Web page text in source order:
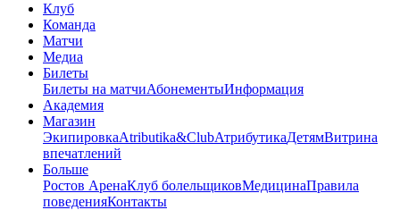
Клуб
Команда
Матчи
Медиа
Билеты
Билеты на матчиАбонементыИнформация
Академия
Магазин
ЭкипировкаAtributika&ClubАтрибутикаДетямВитрина
впечатлений
Больше
Ростов АренаКлуб болельщиковМедицинаПравила
поведенияКонтакты